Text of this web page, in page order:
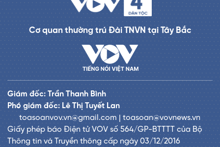
Cơ quan thường trú Đài TNVN tại Tây Bắc
Giám đốc: Trần Thanh Bình
Phó giám đốc: Lê Thị Tuyết Lan
toasoanvov.vn@gmail.com | toasoan@vovnews.vn
Giấy phép báo Điện tử VOV số 564/GP-BTTTT của Bộ
Thông tin và Truyền thông cấp ngày 03/12/2016